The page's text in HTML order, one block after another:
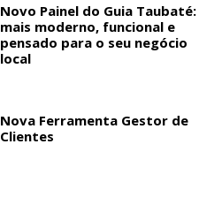
Novo Painel do Guia Taubaté:
mais moderno, funcional e
pensado para o seu negócio
local
Nova Ferramenta Gestor de
Clientes